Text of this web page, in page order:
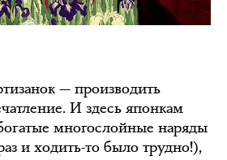
— производить
И здесь японкам
многослойные наряды
и ходить-то было трудно!),